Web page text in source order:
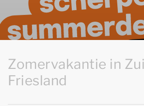
Zomervakantie in
Friesland